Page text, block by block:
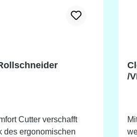
Cutter verschafft
des ergonomischen
/